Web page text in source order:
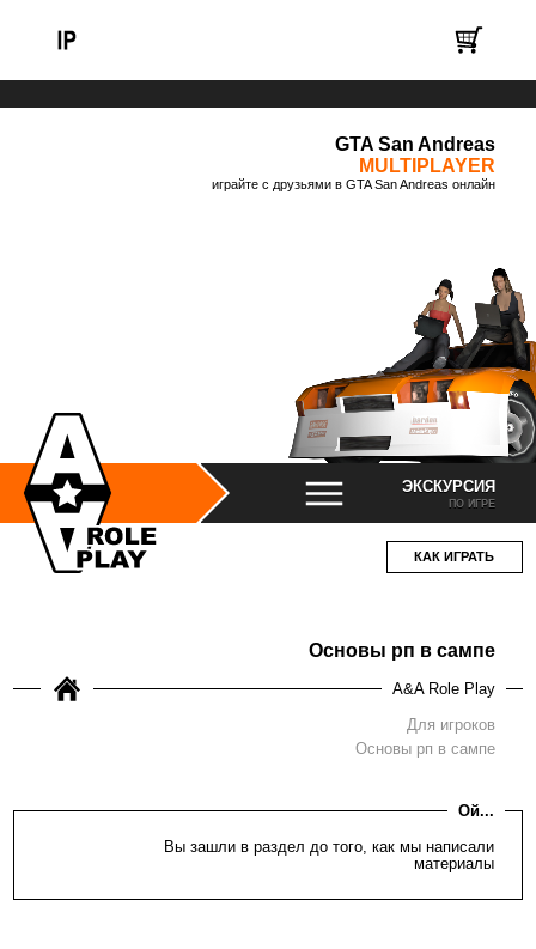
GTA San Andreas
MULTIPLAYER
играйте с друзьями в GTA San Andreas онлайн
ЭКСКУРСИЯ
ПО ИГРЕ
КАК ИГРАТЬ
Основы рп в сампе
A&A Role Play
Для игроков
Основы рп в сампе
Ой...
Вы зашли в раздел до того, как мы написали
материалы